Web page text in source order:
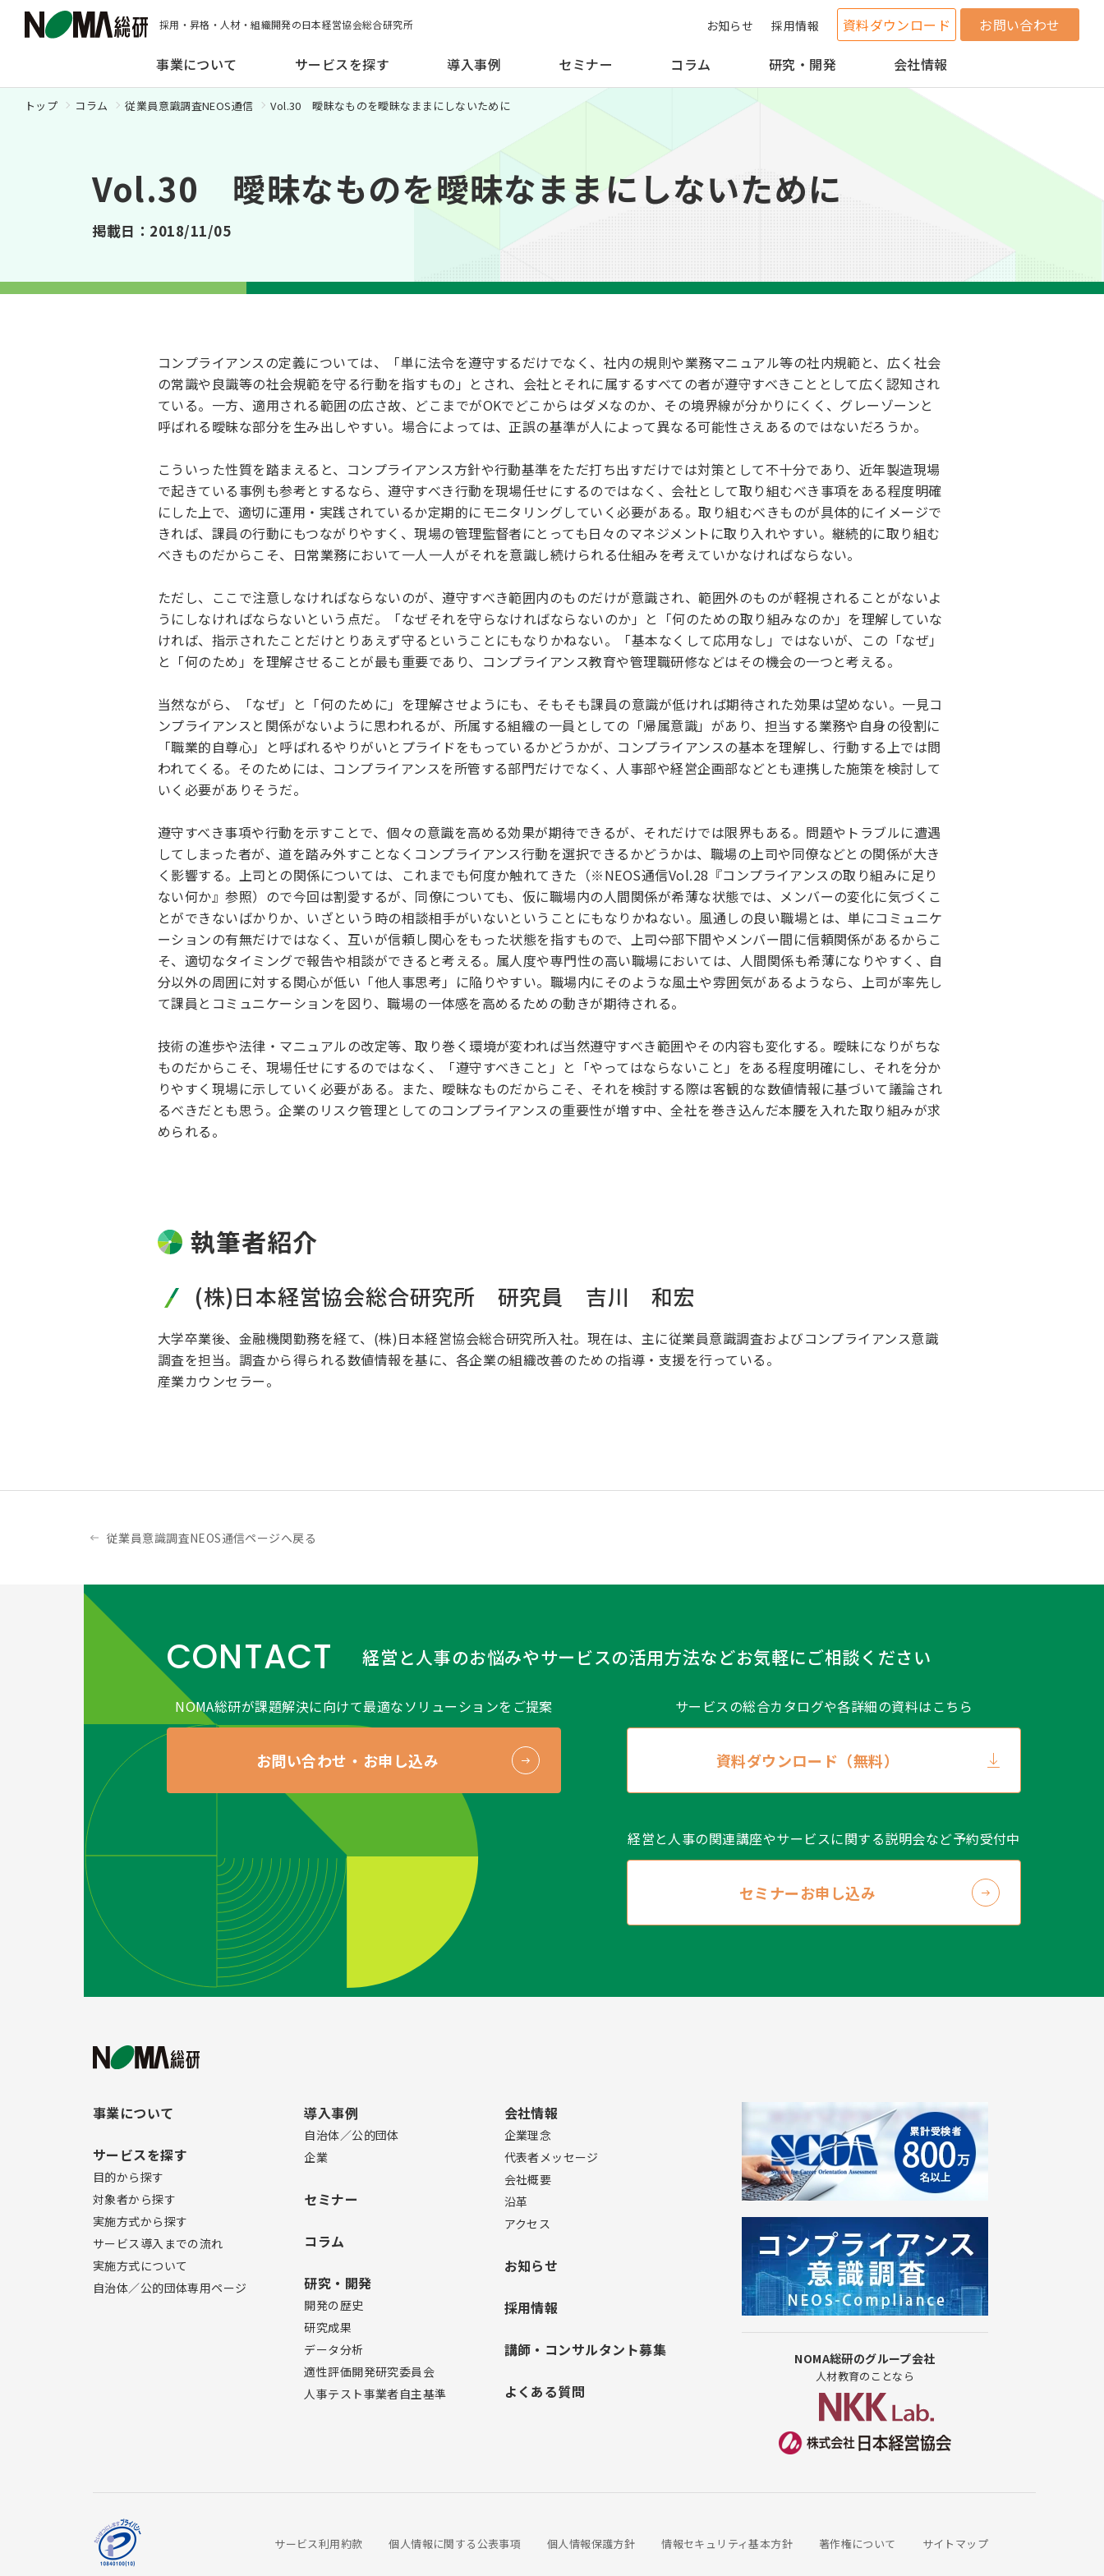
採用・昇格・人材・組織開発の日本経営協会総合研究所 お知らせ 採用情報 資料ダウンロード
お問い合わせ
事業について
サービスを探す 導入事例 セミナー コラム 研究・開発 会社情報
トップ コラム 従業員意識調査NEOS通信 Vol.30 曖昧なものを曖昧なままにしないために
Vol.30 曖昧なものを曖昧なままにしないために
掲載日：2018/11/05
コンプライアンスの定義については、「単に法令を遵守するだけでなく、社内の規則や業務マニュアル等の社内規範と、広く社会
の常識や良識等の社会規範を守る行動を指すもの」とされ、会社とそれに属するすべての者が遵守すべきこととして広く認知され
ている。一方、適用される範囲の広さ故、どこまでがOKでどこからはダメなのか、その境界線が分かりにくく、グレーゾーンと
呼ばれる曖昧な部分を生み出しやすい。場合によっては、正誤の基準が人によって異なる可能性さえあるのではないだろうか。
こういった性質を踏まえると、コンプライアンス方針や行動基準をただ打ち出すだけでは対策として不十分であり、近年製造現場
で起きている事例も参考とするなら、遵守すべき行動を現場任せにするのではなく、会社として取り組むべき事項をある程度明確
にした上で、適切に運用・実践されているか定期的にモニタリングしていく必要がある。取り組むべきものが具体的にイメージで
きれば、課員の行動にもつながりやすく、現場の管理監督者にとっても日々のマネジメントに取り入れやすい。継続的に取り組む
べきものだからこそ、日常業務において一人一人がそれを意識し続けられる仕組みを考えていかなければならない。
ただし、ここで注意しなければならないのが、遵守すべき範囲内のものだけが意識され、範囲外のものが軽視されることがないよ
うにしなければならないという点だ。「なぜそれを守らなければならないのか」と「何のための取り組みなのか」を理解していな
ければ、指示されたことだけとりあえず守るということにもなりかねない。「基本なくして応用なし」ではないが、この「なぜ」
と「何のため」を理解させることが最も重要であり、コンプライアンス教育や管理職研修などはその機会の一つと考える。
当然ながら、「なぜ」と「何のために」を理解させようにも、そもそも課員の意識が低ければ期待された効果は望めない。一見コ
ンプライアンスと関係がないように思われるが、所属する組織の一員としての「帰属意識」があり、担当する業務や自身の役割に
「職業的自尊心」と呼ばれるやりがいとプライドをもっているかどうかが、コンプライアンスの基本を理解し、行動する上では問
われてくる。そのためには、コンプライアンスを所管する部門だけでなく、人事部や経営企画部などとも連携した施策を検討して
いく必要がありそうだ。
遵守すべき事項や行動を示すことで、個々の意識を高める効果が期待できるが、それだけでは限界もある。問題やトラブルに遭遇
してしまった者が、道を踏み外すことなくコンプライアンス行動を選択できるかどうかは、職場の上司や同僚などとの関係が大き
く影響する。上司との関係については、これまでも何度か触れてきた（※NEOS通信Vol.28『コンプライアンスの取り組みに足り
ない何か』参照）ので今回は割愛するが、同僚についても、仮に職場内の人間関係が希薄な状態では、メンバーの変化に気づくこ
とができないばかりか、いざという時の相談相手がいないということにもなりかねない。風通しの良い職場とは、単にコミュニケ
ーションの有無だけではなく、互いが信頼し関心をもった状態を指すもので、上司⇔部下間やメンバー間に信頼関係があるからこ
そ、適切なタイミングで報告や相談ができると考える。属人度や専門性の高い職場においては、人間関係も希薄になりやすく、自
分以外の周囲に対する関心が低い「他人事思考」に陥りやすい。職場内にそのような風土や雰囲気があるようなら、上司が率先し
て課員とコミュニケーションを図り、職場の一体感を高めるための動きが期待される。
技術の進歩や法律・マニュアルの改定等、取り巻く環境が変われば当然遵守すべき範囲やその内容も変化する。曖昧になりがちな
ものだからこそ、現場任せにするのではなく、「遵守すべきこと」と「やってはならないこと」をある程度明確にし、それを分か
りやすく現場に示していく必要がある。また、曖昧なものだからこそ、それを検討する際は客観的な数値情報に基づいて議論され
るべきだとも思う。企業のリスク管理としてのコンプライアンスの重要性が増す中、全社を巻き込んだ本腰を入れた取り組みが求
められる。
執筆者紹介
(株)日本経営協会総合研究所 研究員 吉川 和宏
大学卒業後、金融機関勤務を経て、(株)日本経営協会総合研究所入社。現在は、主に従業員意識調査およびコンプライアンス意識
調査を担当。調査から得られる数値情報を基に、各企業の組織改善のための指導・支援を行っている。
産業カウンセラー。
従業員意識調査NEOS通信ページへ戻る
CONTACT 経営と人事のお悩みやサービスの活用方法などお気軽にご相談ください
NOMA総研が課題解決に向けて最適なソリューションをご提案
お問い合わせ・お申し込み
サービスの総合カタログや各詳細の資料はこちら
資料ダウンロード（無料）
経営と人事の関連講座やサービスに関する説明会など予約受付中
セミナーお申し込み
事業について
サービスを探す
目的から探す
対象者から探す
実施方式から探す
サービス導入までの流れ
実施方式について
自治体／公的団体専用ページ
導入事例
自治体／公的団体
企業
セミナー
コラム
研究・開発
開発の歴史
研究成果
データ分析
適性評価開発研究委員会
人事テスト事業者自主基準
会社情報
企業理念
代表者メッセージ
会社概要
沿革
アクセス
お知らせ
採用情報
講師・コンサルタント募集
よくある質問
NOMA総研のグループ会社
人材教育のことなら
サービス利用約款 個人情報に関する公表事項 個人情報保護方針 情報セキュリティ基本方針 著作権について サイトマップ